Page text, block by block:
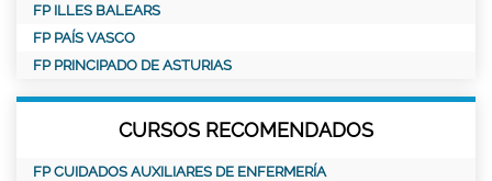
FP ILLES BALEARS
FP PAÍS VASCO
FP PRINCIPADO DE ASTURIAS
CURSOS RECOMENDADOS
FP CUIDADOS AUXILIARES DE ENFERMERÍA